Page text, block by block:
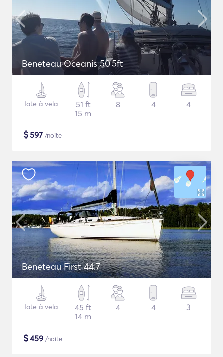
Beneteau Oceanis 50.5ft
Iate à vela
51 ft
15 m
8 4 4
$597 /noite
Beneteau First 44.7
Iate à vela
45 ft
14 m
4 4 3
$459 /noite